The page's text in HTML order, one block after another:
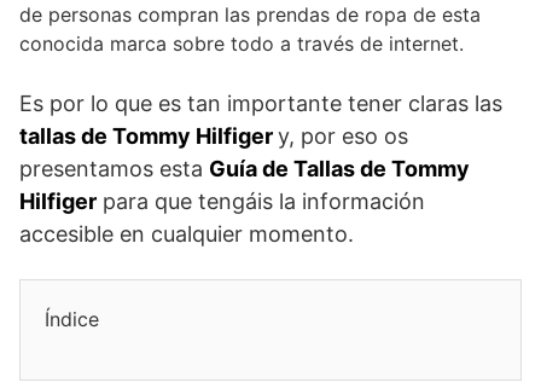
de personas compran las prendas de ropa de esta
conocida marca sobre todo a través de internet.
Es por lo que es tan importante tener claras las
tallas de Tommy Hilfigery, por eso os
presentamos esta Guía de Tallas de Tommy
Hilfiger para que tengáis la información
accesible en cualquier momento.
Índice